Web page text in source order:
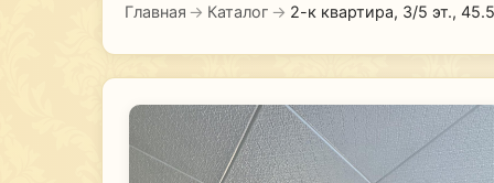
Главная → Каталог → 2-к квартира, 3/5 эт.,